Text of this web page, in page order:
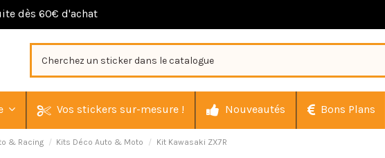
dès 60€ d'achat
Vos stickers sur-mesure ! Nouveautés Bons Plans
& Racing Kits Déco Auto & Moto Kit Kawasaki ZX7R